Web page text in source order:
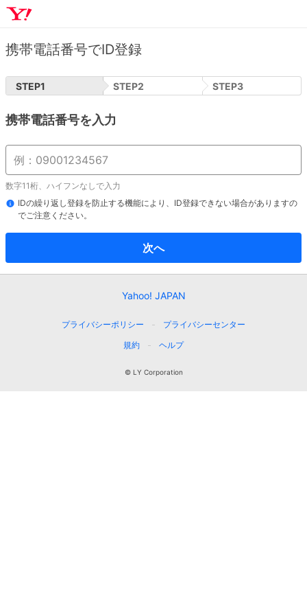
携帯電話番号でID登録
STEP1 STEP2 STEP3
携帯電話番号を入力
数字11桁、ハイフンなしで入力
IDの繰り返し登録を防止する機能により、ID登録できない場合がありますの
でご注意ください。
次へ
Yahoo! JAPAN
プライバシーポリシー
プライバシーセンター
規約
ヘルプ
© LY Corporation